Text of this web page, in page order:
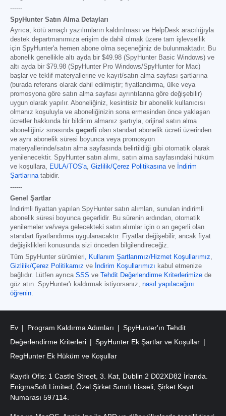
------
SpyHunter Satın Alma Detayları
Ayrıca, kötü amaçlı yazılımların kaldırılması ve HelpDesk aracılığıyla
destek departmanımıza erişim de dahil olmak üzere tam işlevsellik
için SpyHunter'a hemen abone olma seçeneğiniz de bulunmaktadır. Bu
abonelik genellikle altı ayda bir $49.98 (SpyHunter Basic Windows) ve
altı ayda bir $79.98 (SpyHunter Pro Windows/SpyHunter for Mac)
başlar ve teklif materyallerine ve kayıt/satın alma sayfası şartlarına
(burada referans olarak dahil edilmiştir; fiyatlandırma, ülke veya
promosyona göre satın alma sayfası ayrıntılarına göre değişebilir)
uygun olarak yapılır. Aboneliğiniz, kesintisiz bir abonelik kullanıcısı
olmanız koşuluyla ve aboneliğinizin sona ermesinden önce yaklaşan
ücretler hakkında bir bildirim almanız şartıyla, orijinal satın alma
aboneliğiniz sırasında geçerli olan standart abonelik ücreti üzerinden
ve aynı abonelik süresi boyunca veya promosyon
materyallerinde/satın alma sayfasında belirtildiği gibi otomatik olarak
yenilenecektir. SpyHunter satın alımı, satın alma sayfasındaki hüküm
ve koşullara,
EULA/TOS'a Gizlilik/Çerez Politikasına ve İndirim
Şartlarına tabidir.
------
Genel Şartlar
İndirimli fiyattan yapılan SpyHunter satın alımları, sunulan indirimli
abonelik süresi boyunca geçerlidir. Bu sürenin ardından, otomatik
yenilemeler ve/veya gelecekteki satın alımlar için o an geçerli olan
standart fiyatlandırma uygulanacaktır. Fiyatlar değişebilir, ancak fiyat
değişiklikleri konusunda sizi önceden bilgilendireceğiz.
Tüm SpyHunter sürümleri
Kullanım Şartlarımız/Hizmet Koşullarımız
Gizlilik/Çerez Politikamız ve İndirim Koşullarımızı kabul etmenize
bağlıdır. Lütfen ayrıca SSS ve Tehdit Değerlendirme Kriterlerimize de
göz atın. SpyHunter'ı kaldırmak istiyorsanız, nasıl yapılacağını
öğrenin
Ev Program Kaldırma Adımları
SpyHunter'ın Tehdit
Değerlendirme Kriterleri
SpyHunter Ek Şartlar ve Koşullar
RegHunter Ek Hüküm ve Koşullar
Kayıtlı Ofis: 1 Castle Street, 3. Kat, Dublin 2 D02XD82 İrlanda.
EnigmaSoft Limited, Özel Şirket Sınırlı hisseli, Şirket Kayıt
Numarası 597114.